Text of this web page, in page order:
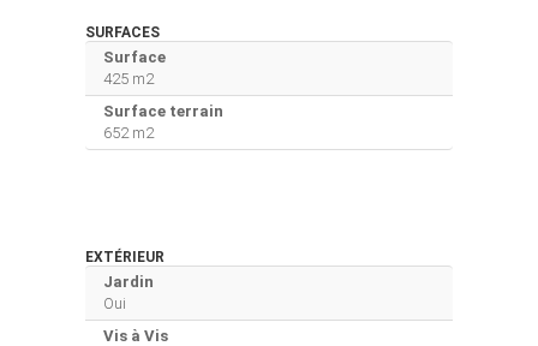
SURFACES
Surface
425 m2
Surface terrain
652 m2
EXTÉRIEUR
Jardin
Oui
Vis à Vis